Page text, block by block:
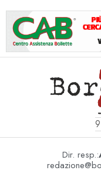
Dir. resp.: